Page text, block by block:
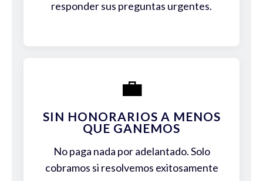
responder sus preguntas urgentes.
💼
SIN HONORARIOS A MENOS
QUE GANEMOS
No paga nada por adelantado. Solo
cobramos si resolvemos exitosamente